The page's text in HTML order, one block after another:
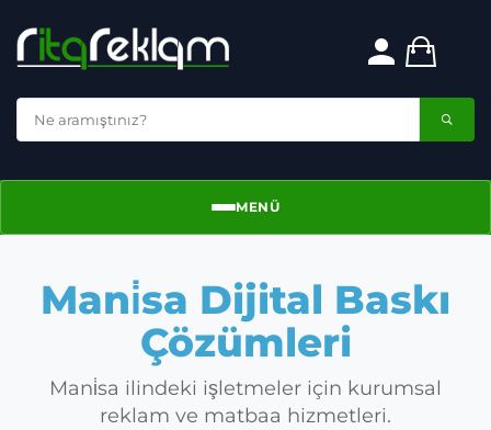
Menü
MENÜ
Mani̇sa Dijital Baskı
Çözümleri
Mani̇sa ilindeki işletmeler için kurumsal
reklam ve matbaa hizmetleri.